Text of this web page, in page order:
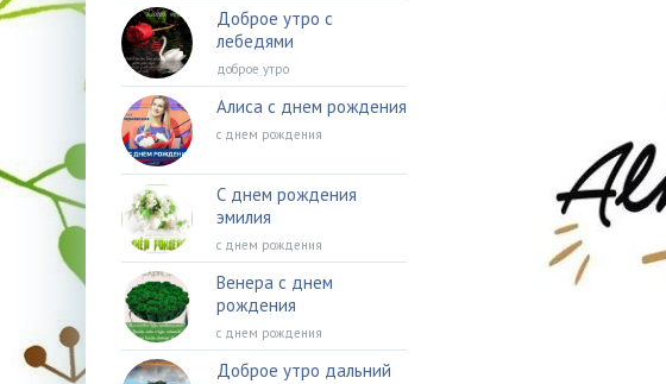
Доброе утро с
лебедями
доброе утро
Алиса с днем рождения
с днем рождения
С днем рождения
эмилия
с днем рождения
Венера с днем
рождения
с днем рождения
Доброе утро дальний